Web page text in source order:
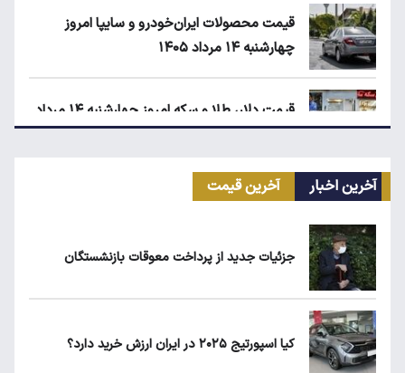
قیمت محصولات ایران‌خودرو و سایپا امروز
چهارشنبه ۱۴ مرداد ۱۴۰۵
قیمت دلار، طلا و سکه امروز چهارشنبه ۱۴ مرداد
۱۴۰۵
انتقال سهمیه بنزین خودروها به کارت بانکی تا
آخرین اخبار آخرین قیمت
جزئیات جدید از پرداخت معوقات بازنشستگان
کیا اسپورتیج ۲۰۲۵ در ایران ارزش خرید دارد؟